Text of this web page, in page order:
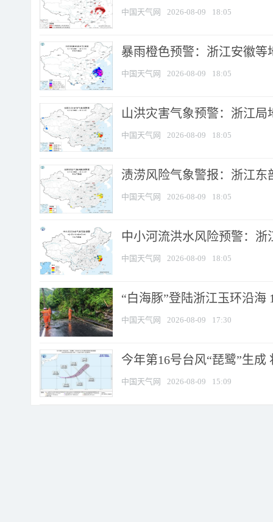
中国天气网 2026-08-09 18:05
暴雨橙色预警：浙江安徽等
中国天气网 2026-08-09 18:05
山洪灾害气象预警：浙江
中国天气网 2026-08-09 18:05
渍涝风险气象警报：浙江
中国天气网 2026-08-09 18:05
中小河流洪水风险预警：
中国天气网 2026-08-09 18:05
“白海豚”登陆浙江玉环沿海
中国天气网 2026-08-09 17:30
今年第16号台风“琵鹭”生
中国天气网 2026-08-09 15:09